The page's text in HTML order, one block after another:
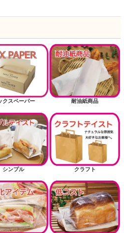
クスペーパー 耐油紙商品
シンプル クラフト